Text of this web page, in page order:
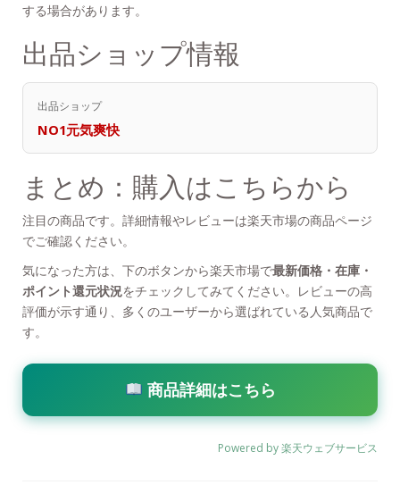
する場合があります。
出品ショップ情報
出品ショップ
NO1元気爽快
まとめ：購入はこちらから
注目の商品です。詳細情報やレビューは楽天市場の商品ページ
でご確認ください。
気になった方は、下のボタンから楽天市場で最新価格・在庫・
ポイント還元状況をチェックしてみてください。レビューの高
評価が示す通り、多くのユーザーから選ばれている人気商品で
す。
商品詳細はこちら
Powered by 楽天ウェブサービス